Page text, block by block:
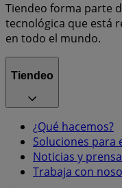
Tiendeo forma parte
tecnológica que está
en todo el mundo.
Tiendeo
¿Qué hacemos?
Soluciones para
Noticias y prensa
Trabaja con